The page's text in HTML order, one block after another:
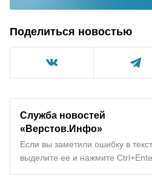
Поделиться новостью
Служба новостей
«Верстов.Инфо»
Если вы заметили ошибку в
выделите ее и нажмите